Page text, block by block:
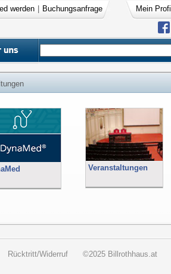
werden Buchungsanfrage Mein Profil
Veranstaltungen
Rücktritt/Widerruf ©2025 Billrothhaus.at